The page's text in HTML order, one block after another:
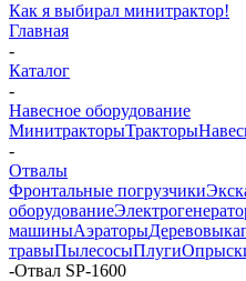
Как я выбирал минитрактор!
Главная
-
Каталог
-
Навесное оборудование
МинитракторыТракторы
-
Отвалы
Фронтальные погрузчики
оборудование
машиныАэраторы
травыПылесосыПлуги
-Отвал SP-1600